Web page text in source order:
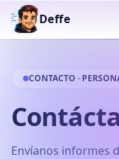
Deffe
CONTACTO ·
Envíanos informes